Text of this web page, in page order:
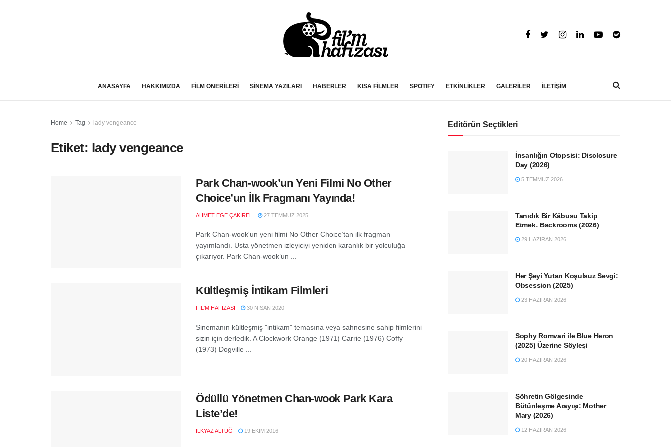
ANASAYFA HAKKIMIZDA FİLM ÖNERİLERİ SİNEMA YAZILARI HABERLER KISA FİLMLER SPOTIFY ETKİNLİKLER GALERİLER İLETİŞİM
Home Tag lady vengeance
Etiket: lady vengeance
Park Chan-wook’un Yeni Filmi No Other
Choice’un İlk Fragmanı Yayında!
AHMET EGE ÇAKIREL 27 TEMMUZ 2025
Park Chan-wook'un yeni filmi No Other Choice’tan ilk fragman
yayımlandı. Usta yönetmen izleyiciyi yeniden karanlık bir yolculuğa
çıkarıyor. Park Chan‑wook’un ...
Kültleşmiş İntikam Filmleri
FIL'M HAFIZASI 30 NISAN 2020
Sinemanın kültleşmiş "intikam" temasına veya sahnesine sahip filmlerini
sizin için derledik. A Clockwork Orange (1971) Carrie (1976) Coffy
(1973) Dogville ...
Ödüllü Yönetmen Chan-wook Park Kara
Liste’de!
İLKYAZ ALTUĞ 19 EKIM 2016
Editörün Seçtikleri
İnsanlığın Otopsisi: Disclosure
Day (2026)
5 TEMMUZ 2026
Tanıdık Bir Kâbusu Takip
Etmek: Backrooms (2026)
29 HAZIRAN 2026
Her Şeyi Yutan Koşulsuz Sevgi:
Obsession (2025)
23 HAZIRAN 2026
Sophy Romvari ile Blue Heron
(2025) Üzerine Söyleşi
20 HAZIRAN 2026
Şöhretin Gölgesinde
Bütünleşme Arayışı: Mother
Mary (2026)
12 HAZIRAN 2026